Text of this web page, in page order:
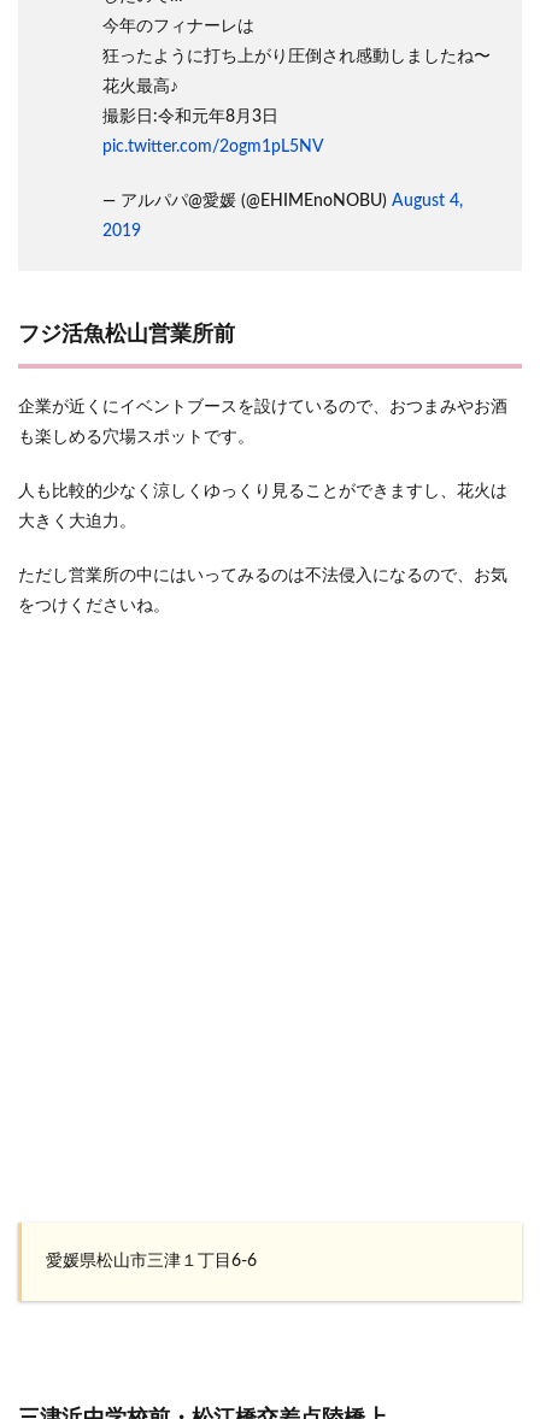
今年のフィナーレは
狂ったように打ち上がり圧倒され感動しましたね〜
花火最高♪
撮影日:令和元年8月3日
pic.twitter.com/2ogm1pL5NV
— アルパパ@愛媛 (@EHIMEnoNOBU) August 4,
2019
フジ活魚松山営業所前
企業が近くにイベントブースを設けているので、おつまみやお酒
も楽しめる穴場スポットです。
人も比較的少なく涼しくゆっくり見ることができますし、花火は
大きく大迫力。
ただし営業所の中にはいってみるのは不法侵入になるので、お気
をつけくださいね。
愛媛県松山市三津１丁目6-6